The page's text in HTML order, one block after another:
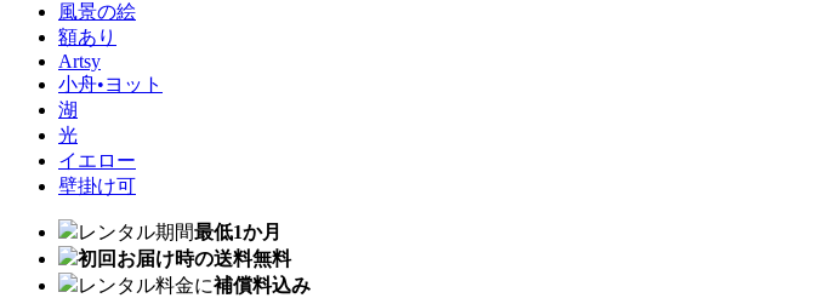
風景の絵
額あり
Artsy
小舟•ヨット
湖
光
イエロー
壁掛け可
レンタル期間最低1か月
初回お届け時の送料無料
レンタル料金に補償料込み